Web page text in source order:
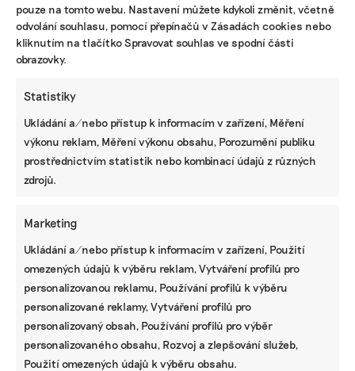
pouze na tomto webu. Nastavení můžete kdykoli změnit, včetně
odvolání souhlasu, pomocí přepínačů v Zásadách cookies nebo
kliknutím na tlačítko Spravovat souhlas ve spodní části
obrazovky.
Statistiky
Ukládání a/nebo přístup k informacím v zařízení, Měření
výkonu reklam, Měření výkonu obsahu, Porozumění publiku
prostřednictvím statistik nebo kombinací údajů z různých
zdrojů.
Marketing
Ukládání a/nebo přístup k informacím v zařízení, Použití
omezených údajů k výběru reklam, Vytváření profilů pro
personalizovanou reklamu, Používání profilů k výběru
personalizované reklamy, Vytváření profilů pro
personalizovaný obsah, Používání profilů pro výběr
personalizovaného obsahu, Rozvoj a zlepšování služeb,
Použití omezených údajů k výběru obsahu.
Valentina vystudovala Univerzitu Karlovu, kde získala
magisterský titul v oboru sociální a kulturní ekologie, předtím
také bakalářský titul v oboru žurnalistiky. Zajímá se o
komunitní zahrady i výrobu ekologických pracích prášků.
Reklama
Pomozte udržet důležité
informace dostupné všem.